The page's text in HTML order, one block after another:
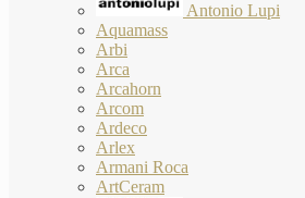
Antonio Lupi
Aquamass
Arbi
Arca
Arcahorn
Arcom
Ardeco
Arlex
Armani Roca
ArtCeram